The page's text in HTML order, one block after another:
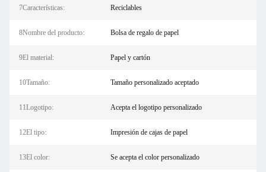
7Características: Reciclables
8Nombre del producto: Bolsa de regalo de papel
9El material: Papel y cartón
10Tamaño: Tamaño personalizado aceptado
11Logotipo: Acepta el logotipo personalizado
12El tipo: Impresión de cajas de papel
13El color: Se acepta el color personalizado